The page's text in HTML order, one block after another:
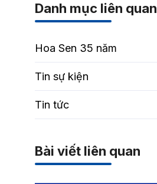
Danh mục liên quan
Hoa Sen 35 năm
Tin sự kiện
Tin tức
Bài viết liên quan